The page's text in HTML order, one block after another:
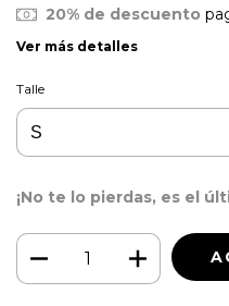
20% de descuento
Ver más detalles
Talle
¡No te lo pierdas, es el